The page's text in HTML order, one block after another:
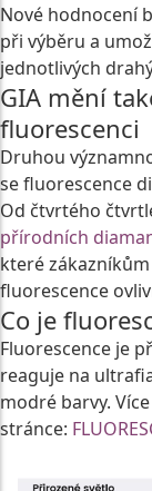
Nové hodnocení
při výběru a
jednotlivých
GIA mění
fluorescenci
Druhou
se fluorescence
Od čtvrtého
přírodních
které
fluorescence
Co je
Fluorescence je
reaguje na
modré barvy.
stránce: